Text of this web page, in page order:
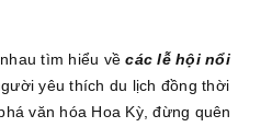
tìm hiểu vềcác lễ hội nổi
yêu thích du lịch đồng thời
văn hóa Hoa Kỳ, đừng quên